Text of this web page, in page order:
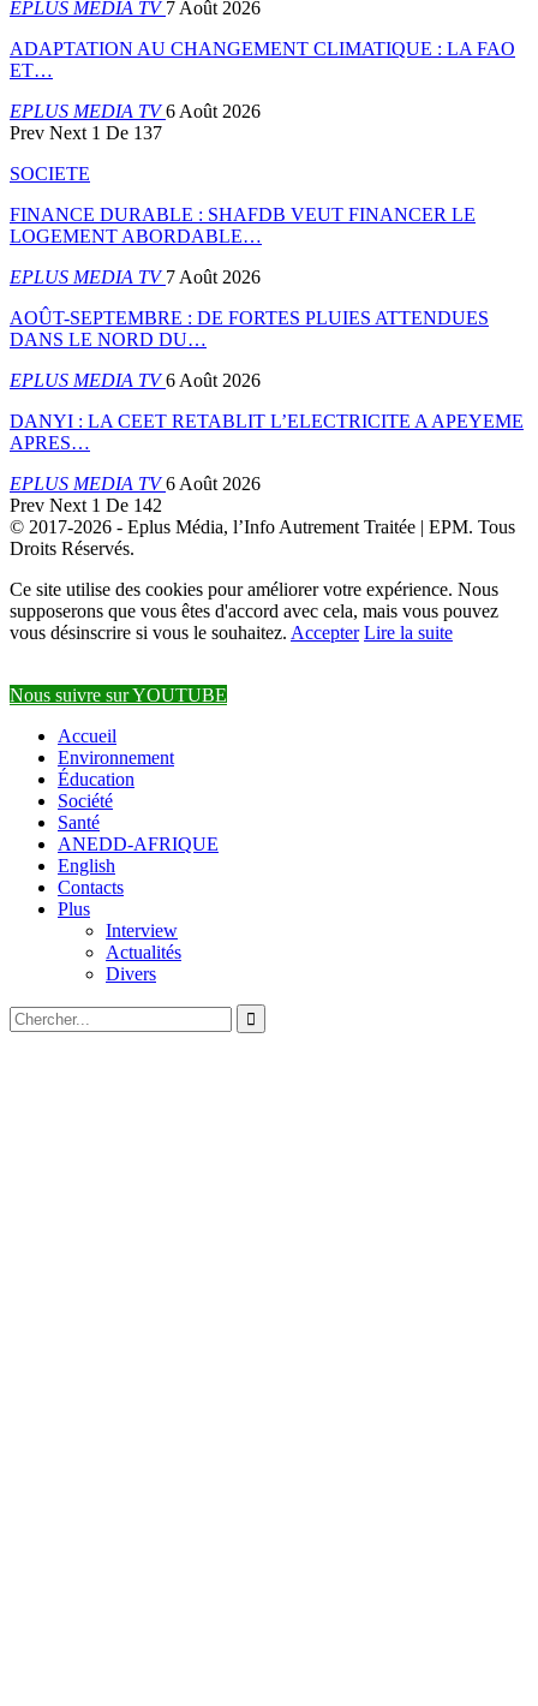
EPLUS MEDIA TV7 Août 2026
ADAPTATION AU CHANGEMENT CLIMATIQUE : LA FAO
ET…
EPLUS MEDIA TV6 Août 2026
Prev Next 1 De 137
SOCIETE
FINANCE DURABLE : SHAFDB VEUT FINANCER LE
LOGEMENT ABORDABLE…
EPLUS MEDIA TV7 Août 2026
AOÛT-SEPTEMBRE : DE FORTES PLUIES ATTENDUES
DANS LE NORD DU…
EPLUS MEDIA TV6 Août 2026
DANYI : LA CEET RETABLIT L’ELECTRICITE A APEYEME
APRES…
EPLUS MEDIA TV6 Août 2026
Prev Next 1 De 142
© 2017-2026 - Eplus Média, l’Info Autrement Traitée | EPM. Tous
Droits Réservés.
Ce site utilise des cookies pour améliorer votre expérience. Nous
supposerons que vous êtes d'accord avec cela, mais vous pouvez
vous désinscrire si vous le souhaitez. Accepter Lire la suite
Nous suivre sur YOUTUBE
Accueil
Environnement
Éducation
Société
Santé
ANEDD-AFRIQUE
English
Contacts
Plus
Interview
Actualités
Divers